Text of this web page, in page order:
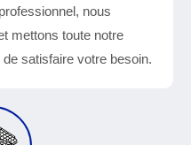
nous
mettons toute notre
satisfaire votre besoin.